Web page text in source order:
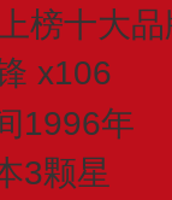
榜十大品
x106
1996年
3颗星